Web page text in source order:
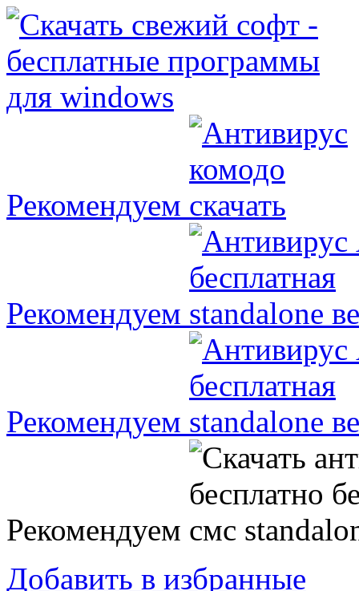
Рекомендуем
Рекомендуем
Рекомендуем
Рекомендуем
Добавить в избранные